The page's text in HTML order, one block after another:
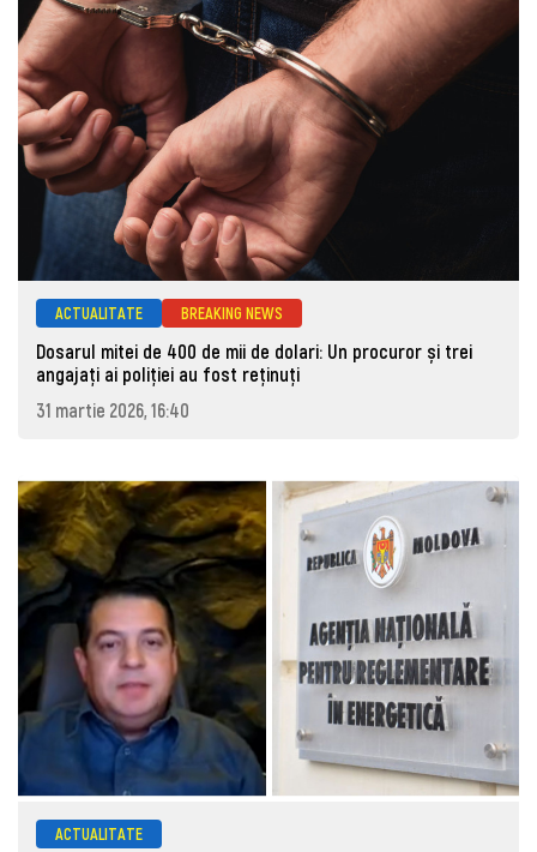
ACTUALITATE BREAKING NEWS
Dosarul mitei de 400 de mii de dolari: Un procuror și trei
angajați ai poliției au fost reținuți
31 martie 2026, 16:40
ACTUALITATE